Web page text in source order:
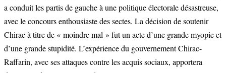
a conduit les partis de gauche à une politique électorale désastreuse,
avec le concours enthousiaste des sectes. La décision de soutenir
Chirac à titre de « moindre mal » fut un acte d’une grande myopie et
d’une grande stupidité. L’expérience du gouvernement Chirac-
Raffarin, avec ses attaques contre les acquis sociaux, apportera